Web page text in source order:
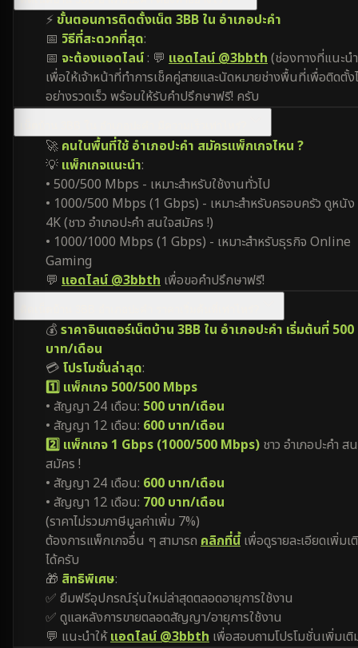
⚡ ขั้นตอนการติดตั้งเน็ต 3BB ใน อำเภอปะคำ
📅 วิธีที่สะดวกที่สุด:
📅 จะต้องแอดไลน์: 💬 แอดไลน์ @3bbth(ช่องทางที่แนะน
เพื่อให้เจ้าหน้าที่ทำการเช็คคู่สายและนัดหมายช่างพื้นที่เพื่อติดตั้ง
อย่างรวดเร็ว พร้อมให้รับคำปรึกษาฟรี! ครับ
🚀 คนในพื้นที่ใช้ อำเภอปะคำ สมัครแพ็กเกจไหน ?
💡 แพ็กเกจแนะนำ:
• 500/500 Mbps - เหมาะสำหรับใช้งานทั่วไป
• 1000/500 Mbps (1 Gbps) - เหมาะสำหรับครอบครัว ดูหนัง
4K (ชาว อำเภอปะคำ สนใจสมัคร !)
• 1000/1000 Mbps (1 Gbps) - เหมาะสำหรับธุรกิจ Online
Gaming
💬 แอดไลน์ @3bbth เพื่อขอคำปรึกษาฟรี!
💰ราคาอินเตอร์เน็ตบ้าน 3BB ใน อำเภอปะคำ เริ่มต้นที่ 500
บาท/เดือน
💳 โปรโมชั่นล่าสุด:
1️⃣ แพ็กเกจ 500/500 Mbps
• สัญญา 24 เดือน: 500 บาท/เดือน
• สัญญา 12 เดือน: 600 บาท/เดือน
2️⃣ แพ็กเกจ 1 Gbps (1000/500 Mbps) ชาว อำเภอปะคำ ส
สมัคร !
• สัญญา 24 เดือน: 600 บาท/เดือน
• สัญญา 12 เดือน: 700 บาท/เดือน
(ราคาไม่รวมภาษีมูลค่าเพิ่ม 7%)
ต้องการแพ็กเกจอื่น ๆ สามารถ คลิกที่นี้ เพื่อดูรายละเอียดเพิ่มเ
ได้ครับ
🎁 สิทธิพิเศษ:
✅ ยืมฟรีอุปกรณ์รุ่นใหม่ล่าสุดตลอดอายุการใช้งาน
✅ ดูแลหลังการขายตลอดสัญญา/อายุการใช้งาน
💬 แนะนำให้แอดไลน์ @3bbth เพื่อสอบถามโปรโมชั่นเพิ่มเติ